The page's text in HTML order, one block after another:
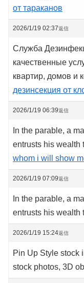
от тараканов
2026/1/19 02:37返信
Служба
качественные
квартир, домов и
дезинсекция от
2026/1/19 06:39返信
In the parable, a
entrusts his wealth
whom i will show
2026/1/19 07:09返信
In the parable, a
entrusts his wealth
2026/1/19 15:24返信
Pin Up Style stock
stock photos, 3D